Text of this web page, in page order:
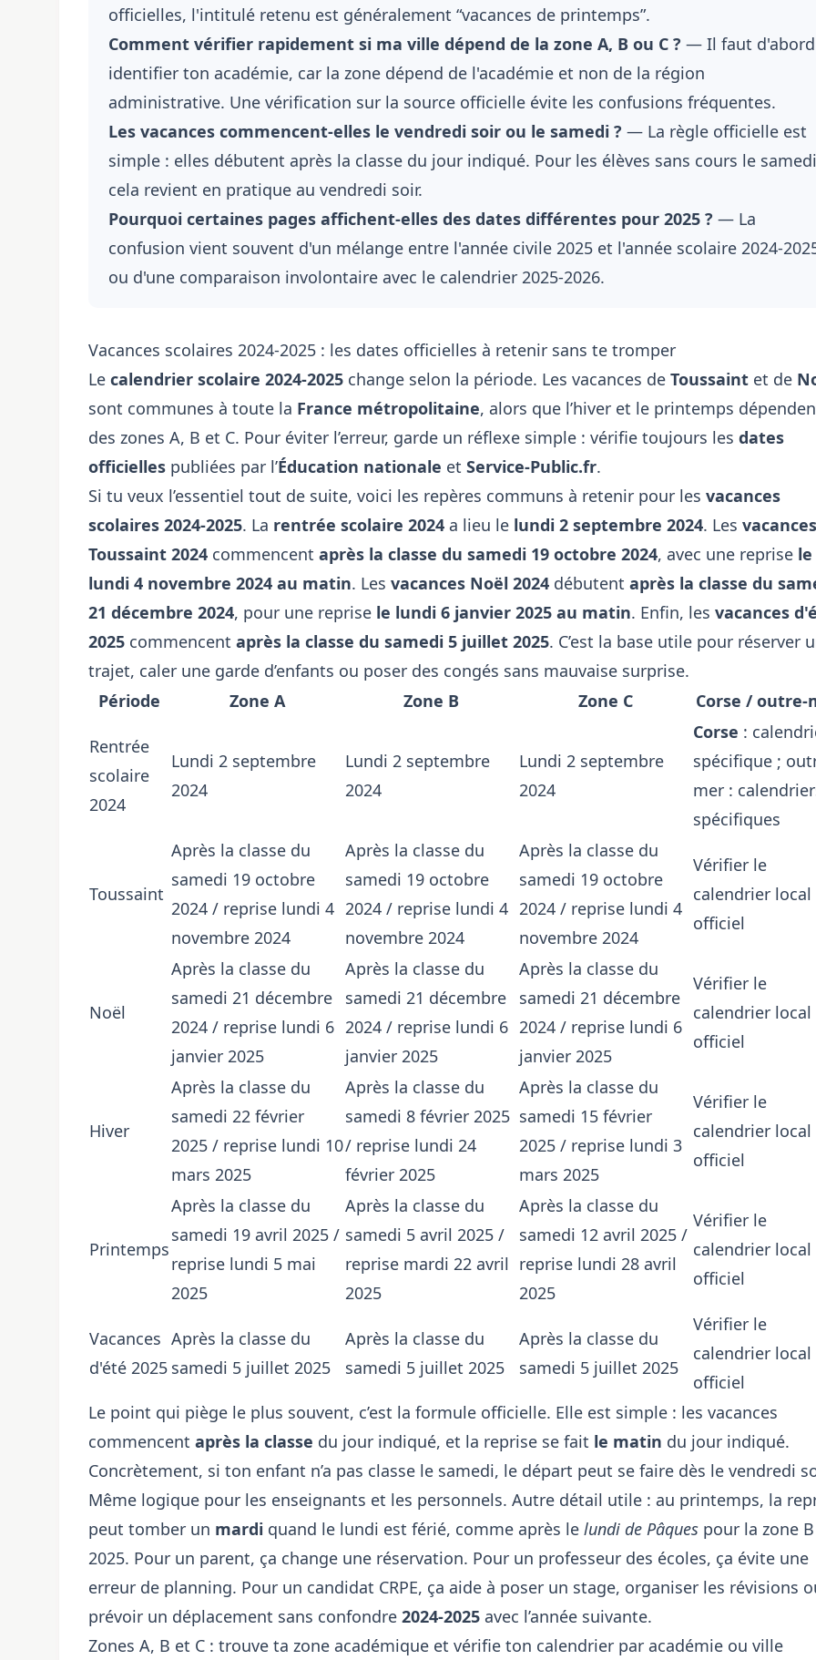
officielles, l'intitulé retenu est généralement “vacances de printemps”.
Comment vérifier rapidement si ma ville dépend de la zone A, B ou C ? — Il faut d'abord
identifier ton académie, car la zone dépend de l'académie et non de la région
administrative. Une vérification sur la source officielle évite les confusions fréquentes.
Les vacances commencent-elles le vendredi soir ou le samedi ? — La règle officielle est
simple : elles débutent après la classe du jour indiqué. Pour les élèves sans cours le
cela revient en pratique au vendredi soir.
Pourquoi certaines pages affichent-elles des dates différentes pour 2025 ? — La
confusion vient souvent d'un mélange entre l'année civile 2025 et l'année scolaire 2024-
ou d'une comparaison involontaire avec le calendrier 2025-2026.
Vacances scolaires 2024-2025 : les dates officielles à retenir sans te tromper
Le calendrier scolaire 2024-2025 change selon la période. Les vacances de Toussaint et de
sont communes à toute la France métropolitaine, alors que l’hiver et le printemps
des zones A, B et C. Pour éviter l’erreur, garde un réflexe simple : vérifie toujours les dates
officielles publiées par l’Éducation nationale et Service-Public.fr.
Si tu veux l’essentiel tout de suite, voici les repères communs à retenir pour les vacances
scolaires 2024-2025. La rentrée scolaire 2024 a lieu le lundi 2 septembre 2024. Les vacances
Toussaint 2024 commencent après la classe du samedi 19 octobre 2024, avec une reprise le
lundi 4 novembre 2024 au matin. Les vacances Noël 2024 débutent après la classe du
21 décembre 2024, pour une reprise le lundi 6 janvier 2025 au matin. Enfin, les vacances
2025 commencent après la classe du samedi 5 juillet 2025. C’est la base utile pour réserver
trajet, caler une garde d’enfants ou poser des congés sans mauvaise surprise.
Période
Zone A Zone B Zone C Corse / outre-
Rentrée
scolaire
2024
Lundi 2 septembre
2024
Lundi 2 septembre
2024
Lundi 2 septembre
2024
Corse :
spécifique ;
mer :
spécifiques
Toussaint
Après la classe du
samedi 19 octobre
2024 / reprise lundi 4
novembre 2024
Après la classe du
samedi 19 octobre
2024 / reprise lundi 4
novembre 2024
Après la classe du
samedi 19 octobre
2024 / reprise lundi 4
novembre 2024
Vérifier le
calendrier local
officiel
Noël
Après la classe du
samedi 21 décembre
2024 / reprise lundi 6
janvier 2025
Après la classe du
samedi 21 décembre
2024 / reprise lundi 6
janvier 2025
Après la classe du
samedi 21 décembre
2024 / reprise lundi 6
janvier 2025
Vérifier le
calendrier local
officiel
Hiver
Après la classe du
samedi 22 février
2025 / reprise lundi 10
mars 2025
Après la classe du
samedi 8 février 2025
/ reprise lundi 24
février 2025
Après la classe du
samedi 15 février
2025 / reprise lundi 3
mars 2025
Vérifier le
calendrier local
officiel
Printemps
Après la classe du
samedi 19 avril 2025 /
reprise lundi 5 mai
2025
Après la classe du
samedi 5 avril 2025 /
reprise mardi 22 avril
2025
Après la classe du
samedi 12 avril 2025 /
reprise lundi 28 avril
2025
Vérifier le
calendrier local
officiel
Vacances
d'été 2025
Après la classe du
samedi 5 juillet 2025
Après la classe du
samedi 5 juillet 2025
Après la classe du
samedi 5 juillet 2025
Vérifier le
calendrier local
officiel
Le point qui piège le plus souvent, c’est la formule officielle. Elle est simple : les vacances
commencent après la classe du jour indiqué, et la reprise se fait le matin du jour indiqué.
Concrètement, si ton enfant n’a pas classe le samedi, le départ peut se faire dès le vendredi
Même logique pour les enseignants et les personnels. Autre détail utile : au printemps, la
peut tomber un mardi quand le lundi est férié, comme après le lundi de Pâques pour la zone
2025. Pour un parent, ça change une réservation. Pour un professeur des écoles, ça évite une
erreur de planning. Pour un candidat CRPE, ça aide à poser un stage, organiser les révisions
prévoir un déplacement sans confondre 2024-2025 avec l’année suivante.
Zones A, B et C : trouve ta zone académique et vérifie ton calendrier par académie ou ville